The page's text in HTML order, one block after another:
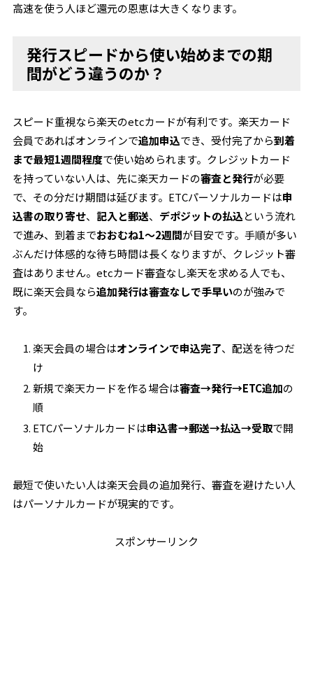
高速を使う人ほど還元の恩恵は大きくなります。
発行スピードから使い始めまでの期
間がどう違うのか？
スピード重視なら楽天のetcカードが有利です。楽天カード
会員であればオンラインで追加申込でき、受付完了から到着
まで最短1週間程度で使い始められます。クレジットカード
を持っていない人は、先に楽天カードの審査と発行が必要
で、その分だけ期間は延びます。ETCパーソナルカードは申
込書の取り寄せ、記入と郵送、 デポジットの払込という流れ
で進み、到着までおおむね1〜2週間が目安です。手順が多い
ぶんだけ体感的な待ち時間は長くなりますが、クレジット審
査はありません。etcカード審査なし楽天を求める人でも、
既に楽天会員なら追加発行は審査なしで手早いのが強みで
す。
楽天会員の場合はオンラインで申込完了、配送を待つだ
け
新規で楽天カードを作る場合は審査→発行→ETC追加の
順
ETCパーソナルカードは申込書→郵送→払込→受取で開
始
最短で使いたい人は楽天会員の追加発行、審査を避けたい人
はパーソナルカードが現実的です。
スポンサーリンク